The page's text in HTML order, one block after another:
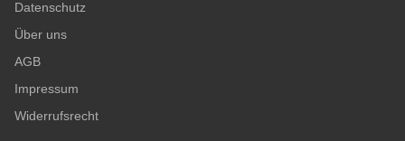
Datenschutz
Über uns
AGB
Impressum
Widerrufsrecht